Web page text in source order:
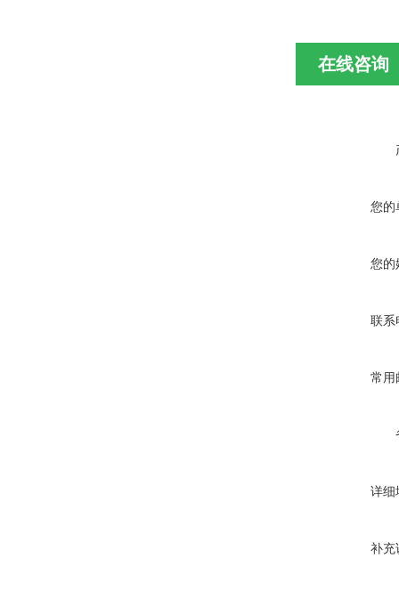
在线咨询
您的
您的
联系
常用
详细
补充